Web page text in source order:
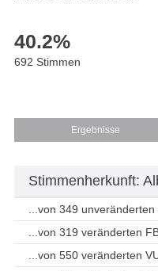
40.2%
692 Stimmen
Ergebnisse
Stimmenherkunft:
...von 349
...von 319 veränderten
...von 550 veränderten